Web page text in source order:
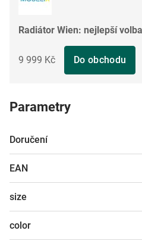
Radiátor Wien: nejlepší
9 999 Kč Do obchodu
Parametry
Doručení
EAN
size
color